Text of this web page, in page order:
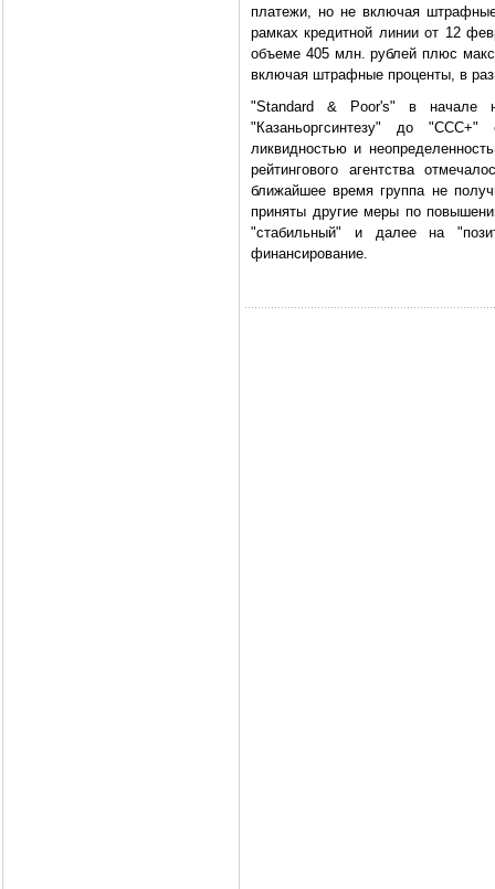
платежи, но не включая
рамках кредитной линии от 12
объеме 405 млн. рублей плюс
включая штрафные проценты, в
"Standard & Poor's" в начале
"Казаньоргсинтезу" до
ликвидностью и
рейтингового агентства
ближайшее время группа не
приняты другие меры по
"стабильный" и далее на
финансирование.